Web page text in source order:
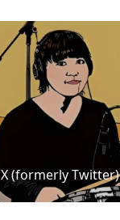
X (formerly Twitter)